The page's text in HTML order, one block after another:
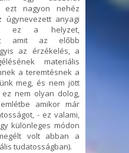
ezt nagyon nehéz
anyagi
ez a helyzet,
amit az előbb
az érzékelés, a
materiális
a teremtésnek a
meg, és nem jött
nem olyan dolog,
amikor már
- ez valami,
különleges módon
volt abban a
tudatosságban).